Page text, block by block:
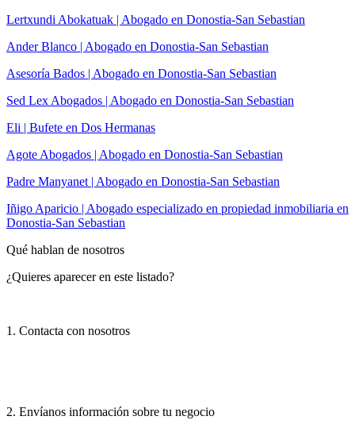
Lertxundi Abokatuak | Abogado en Donostia-San Sebastian
Ander Blanco | Abogado en Donostia-San Sebastian
Asesoría Bados | Abogado en Donostia-San Sebastian
Sed Lex Abogados | Abogado en Donostia-San Sebastian
Eli | Bufete en Dos Hermanas
Agote Abogados | Abogado en Donostia-San Sebastian
Padre Manyanet | Abogado en Donostia-San Sebastian
Iñigo Aparicio | Abogado especializado en propiedad inmobiliaria en
Donostia-San Sebastian
Qué hablan de nosotros
¿Quieres aparecer en este listado?
1. Contacta con nosotros
2. Envíanos información sobre tu negocio